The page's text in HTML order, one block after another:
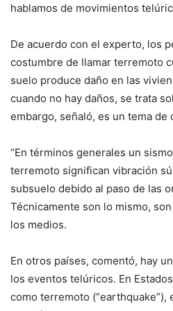
hablamos de movimientos
De acuerdo con el experto, los
costumbre de llamar terremoto
suelo produce daño en las
cuando no hay daños, se trata
embargo, señaló, es un tema
“En términos generales un
terremoto significan vibración
subsuelo debido al paso de las
Técnicamente son lo mismo,
los medios.
En otros países, comentó, hay
los eventos telúricos. En
como terremoto (“earthquake”),